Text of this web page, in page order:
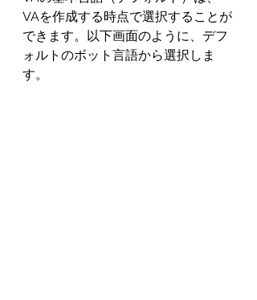
VAを作成する時点で選択することが
できます。以下画面のように、デフ
ォルトのボット言語から選択しま
す。